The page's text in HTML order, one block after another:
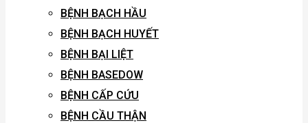
BỆNH BẠCH HẦU
BỆNH BẠCH HUYẾT
BỆNH BẠI LIỆT
BỆNH BASEDOW
BỆNH CẤP CỨU
BỆNH CẦU THẬN